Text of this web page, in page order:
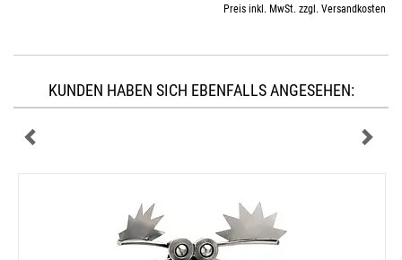
Preis inkl. MwSt. zzgl. Versandkosten
KUNDEN HABEN SICH EBENFALLS ANGESEHEN: